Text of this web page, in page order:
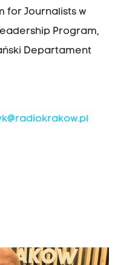
for Journalists w
Program,
Departament